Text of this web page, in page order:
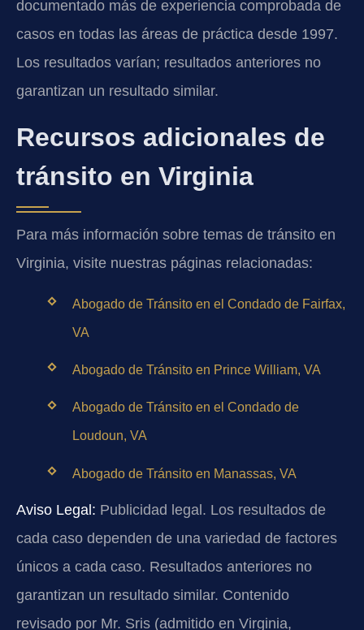
documentado más de experiencia comprobada de
casos en todas las áreas de práctica desde 1997.
Los resultados varían; resultados anteriores no
garantizan un resultado similar.
Recursos adicionales de
tránsito en Virginia
Para más información sobre temas de tránsito en
Virginia, visite nuestras páginas relacionadas:
Abogado de Tránsito en el Condado de Fairfax,
VA
Abogado de Tránsito en Prince William, VA
Abogado de Tránsito en el Condado de
Loudoun, VA
Abogado de Tránsito en Manassas, VA
Aviso Legal: Publicidad legal. Los resultados de
cada caso dependen de una variedad de factores
únicos a cada caso. Resultados anteriores no
garantizan un resultado similar. Contenido
revisado por Mr. Sris (admitido en Virginia,